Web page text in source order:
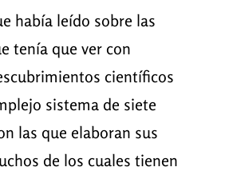
había leído sobre las
tenía que ver con
científicos
sistema de siete
las que elaboran sus
de los cuales tienen